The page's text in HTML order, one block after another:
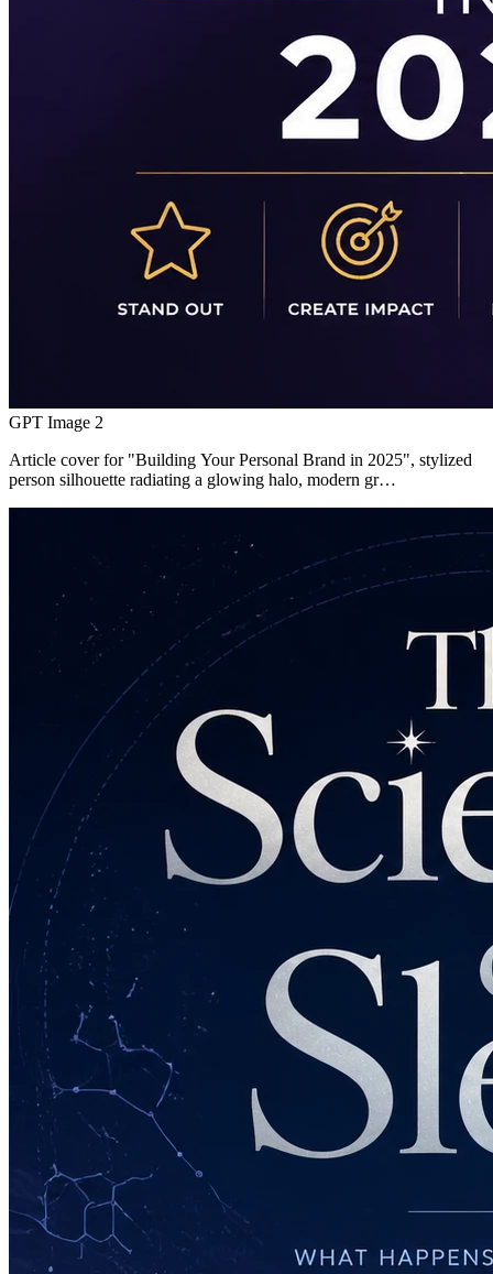
GPT Image 2
Article cover for "Building Your Personal Brand in 2025", stylized
person silhouette radiating a glowing halo, modern gr…